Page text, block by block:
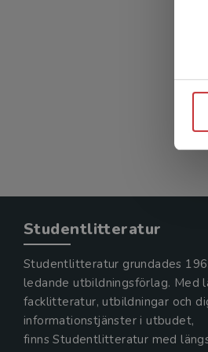
Studentlitteratur
Studentlitteratur grundades
ledande utbildningsförlag. Med
facklitteratur, utbildningar och
informationstjänster i utbudet,
finns Studentlitteratur med